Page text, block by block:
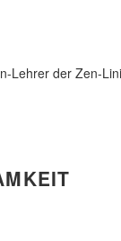
der Zen-